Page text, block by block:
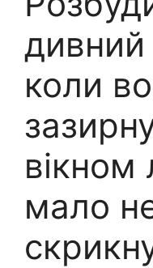
коли
вікном
мало